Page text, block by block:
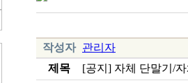
작성자
관리자
제목
[공지] 자체 단말기/